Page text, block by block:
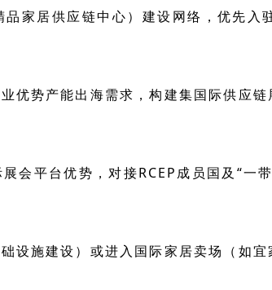
家居供应链中心）建设网络，优先
优势产能出海需求，构建集国际供应
会平台优势，对接RCEP成员国及“一
设施建设）或进入国际家居卖场（如